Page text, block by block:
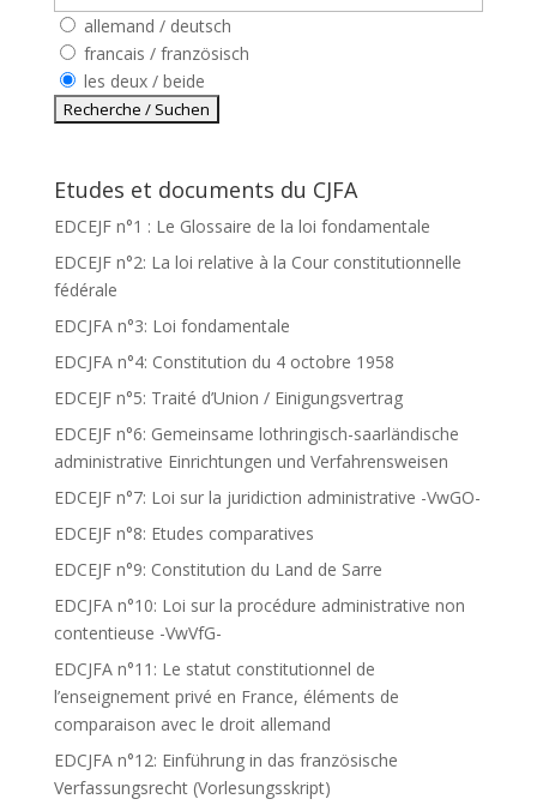
allemand / deutsch
francais / französisch
les deux / beide
Etudes et documents du CJFA
EDCEJF n°1 : Le Glossaire de la loi fondamentale
EDCEJF n°2: La loi relative à la Cour constitutionnelle
fédérale
EDCJFA n°3: Loi fondamentale
EDCJFA n°4: Constitution du 4 octobre 1958
EDCEJF n°5: Traité d’Union / Einigungsvertrag
EDCEJF n°6: Gemeinsame lothringisch-saarländische
administrative Einrichtungen und Verfahrensweisen
EDCEJF n°7: Loi sur la juridiction administrative -VwGO-
EDCEJF n°8: Etudes comparatives
EDCEJF n°9: Constitution du Land de Sarre
EDCJFA n°10: Loi sur la procédure administrative non
contentieuse -VwVfG-
EDCJFA n°11: Le statut constitutionnel de
l’enseignement privé en France, éléments de
comparaison avec le droit allemand
EDCJFA n°12: Einführung in das französische
Verfassungsrecht (Vorlesungsskript)